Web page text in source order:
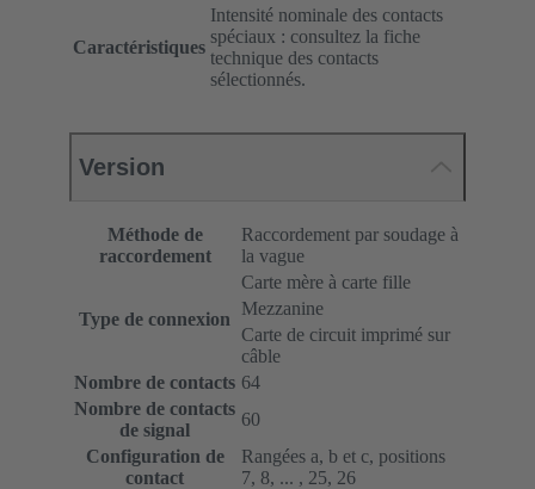
Caractéristiques
Intensité nominale des contacts
spéciaux : consultez la fiche
technique des contacts
sélectionnés.
Version
Méthode de
raccordement
Raccordement par soudage à
la vague
Type de connexion
Carte mère à carte fille
Mezzanine
Carte de circuit imprimé sur
câble
Nombre de contacts 64
Nombre de contacts
de signal
60
Configuration de
contact
Rangées a, b et c, positions
7, 8, ... , 25, 26